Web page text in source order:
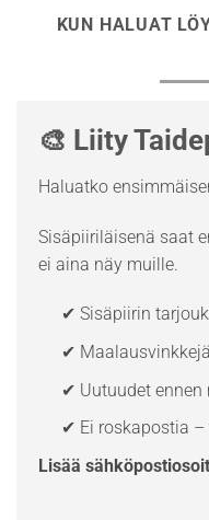
KUN HALUAT
🎨 Liity
Haluatko
Sisäpiiriläisenä saat
ei aina näy muille.
✔ Sisäpiirin
✔
✔ Uutuudet ennen
✔ Ei roskapostia
Lisää